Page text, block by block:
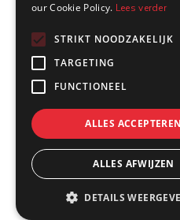
Veelgestelde vragen
Menu
Algemene Reisvoorwaarden
Gebruikersvoorwaarden
Privacybeleid
Cookiebeleid
Webdesign Novation
our Cookie Policy. Lees verder
STRIKT NOODZAKELIJK
TARGETING
FUNCTIONEEL
ALLES ACCEPTEREN
ALLES AFWIJZEN
DETAILS